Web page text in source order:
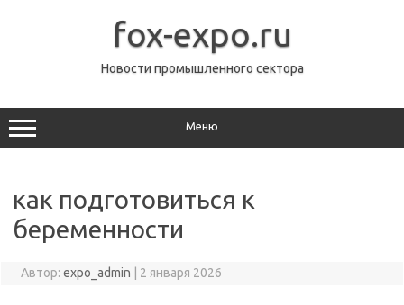
fox-expo.ru
Новости промышленного сектора
Меню
как подготовиться к
беременности
Автор: expo_admin 2 января 2026